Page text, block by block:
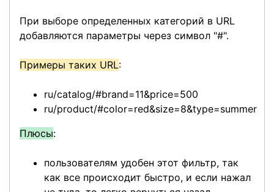
При выборе определенных категорий в URL
добавляются параметры через символ "#".
Примеры таких URL:
ru/catalog/#brand=11&price=500
ru/product/#color=red&size=8&type=summer
Плюсы:
пользователям удобен этот фильтр, так
как все происходит быстро, и если нажал